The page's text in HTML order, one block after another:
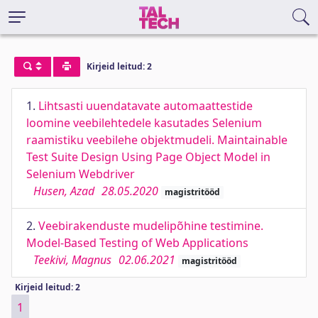
Kirjeid leitud: 2
1. Lihtsasti uuendatavate automaattestide
loomine veebilehtedele kasutades Selenium
raamistiku veebilehe objektmudeli. Maintainable
Test Suite Design Using Page Object Model in
Selenium Webdriver
Husen, Azad 28.05.2020 magistritööd
2. Veebirakenduste mudelipõhine testimine.
Model-Based Testing of Web Applications
Teekivi, Magnus 02.06.2021 magistritööd
Kirjeid leitud: 2
1